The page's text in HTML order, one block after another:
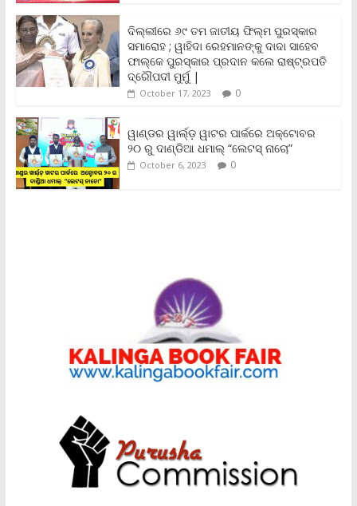
d
l
y
ଦିଲ୍ଲୀରେ ୬୯ ତମ ଜାତୀୟ ଫିଲ୍ମ ପୁରସ୍କାର
ସମାରୋହ ; ୱାହିଦା ରେହମାନଙ୍କୁ ଦାଦା ସାହେବ
ଫାଲ୍‌କେ ପୁରସ୍କାର ପ୍ରଦାନ କଲେ ରାଷ୍ଟ୍ରପତି
ଦ୍ରୌପଦୀ ମୁର୍ମୁ |
October 17, 2023 0
ୱାଣ୍ଡର ୱାର୍ଲ୍‌ଡ଼ ୱାଟର ପାର୍କରେ ଅକ୍ଟୋବର
୨୦ ରୁ ଦାଣ୍ଡିଆ ଧମାଲ୍ “ଲେଟସ୍ ନାଚୋ”
October 6, 2023 0